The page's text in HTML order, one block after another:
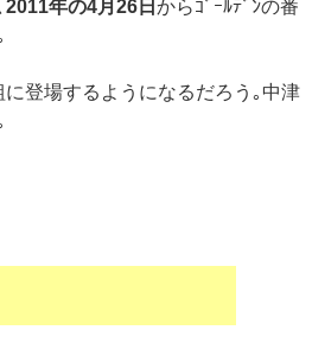
2011年の4月26日 からｺﾞｰﾙﾃﾞﾝの番
登場するようになるだろう｡中津